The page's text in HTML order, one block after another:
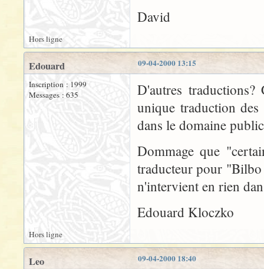
David
Hors ligne
09-04-2000 13:15
Edouard
Inscription : 1999
Messages : 635
D'autres
unique traduction
dans le domaine
Dommage que
traducteur pour
n'intervient en rien
Edouard Kloczko
Hors ligne
09-04-2000 18:40
Leo